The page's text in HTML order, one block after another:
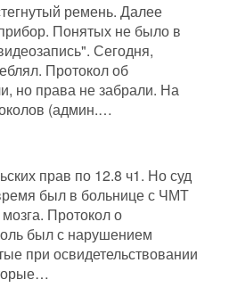
ремень. Далее
Понятых не было в
Сегодня,
Протокол об
но права не забрали. На
(админ.…
прав по 12.8 ч1. Но суд
был в больнице с ЧМТ
Протокол о
был с нарушением
при освидетельствовании